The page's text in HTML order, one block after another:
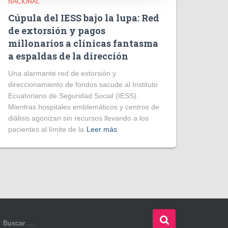
NACIONAL
Cúpula del IESS bajo la lupa: Red
de extorsión y pagos
millonarios a clínicas fantasma
a espaldas de la dirección
​Una alarmante red de extorsión y
direccionamiento de fondos sacude al Instituto
Ecuatoriano de Seguridad Social (IESS).
Mientras hospitales emblemáticos y centros de
diálisis agonizan sin recursos llevando a los
pacientes al límite de la Leer más
B
Buscar …